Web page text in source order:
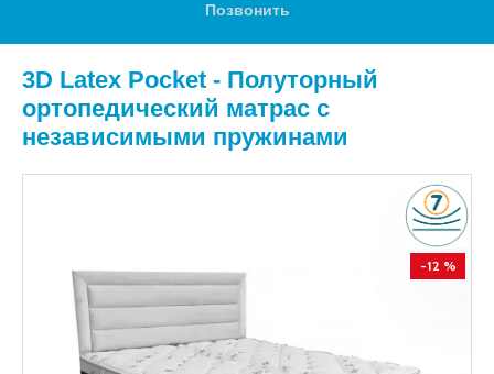
Позвонить
3D Latex Pocket - Полуторный
ортопедический матрас с
независимыми пружинами
-12 %